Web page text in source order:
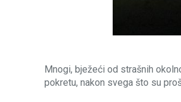
Mnogi, bježeći od strašnih
pokretu, nakon svega što su